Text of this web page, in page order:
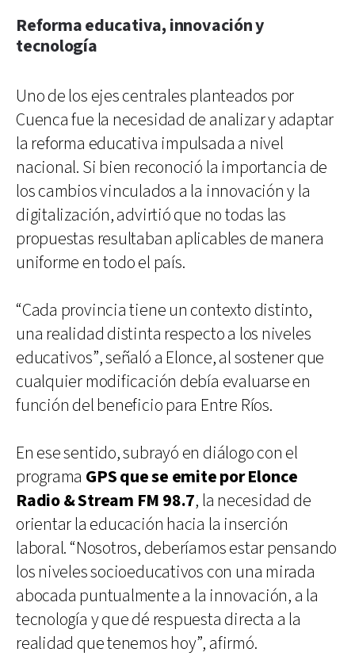
Reforma educativa, innovación y
tecnología
Uno de los ejes centrales planteados por
Cuenca fue la necesidad de analizar y adaptar
la reforma educativa impulsada a nivel
nacional. Si bien reconoció la importancia de
los cambios vinculados a la innovación y la
digitalización, advirtió que no todas las
propuestas resultaban aplicables de manera
uniforme en todo el país.
“Cada provincia tiene un contexto distinto,
una realidad distinta respecto a los niveles
educativos”, señaló a Elonce, al sostener que
cualquier modificación debía evaluarse en
función del beneficio para Entre Ríos.
En ese sentido, subrayó en diálogo con el
programa GPS que se emite por Elonce
Radio & Stream FM 98.7, la necesidad de
orientar la educación hacia la inserción
laboral. “Nosotros, deberíamos estar pensando
los niveles socioeducativos con una mirada
abocada puntualmente a la innovación, a la
tecnología y que dé respuesta directa a la
realidad que tenemos hoy”, afirmó.